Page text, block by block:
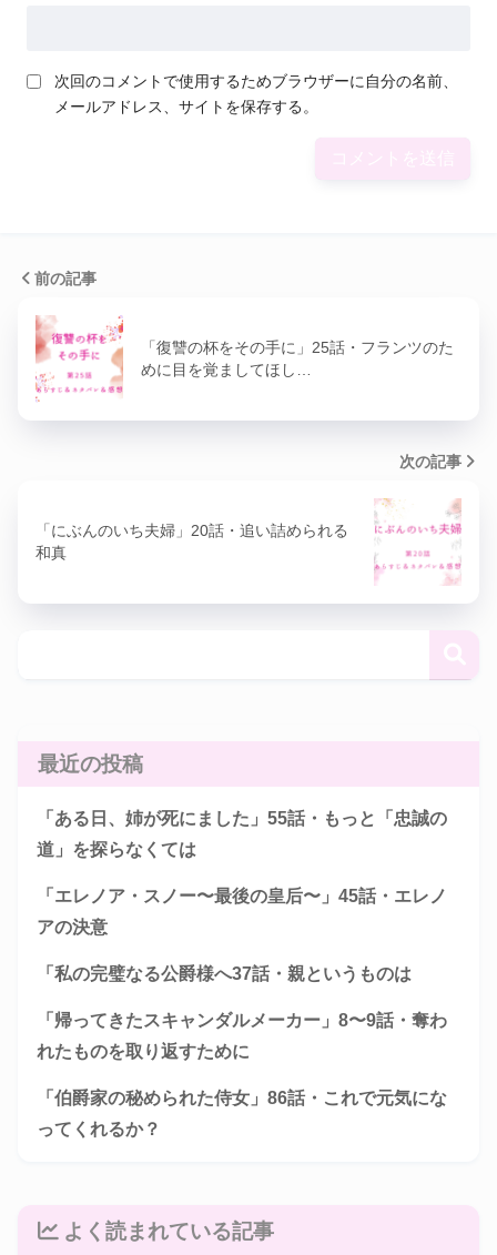
次回のコメントで使用するためブラウザーに自分の名前、
メールアドレス、サイトを保存する。
前の記事
「復讐の杯をその手に」25話・フランツのた
めに目を覚ましてほし…
次の記事
「にぶんのいち夫婦」20話・追い詰められる
和真
最近の投稿
「ある日、姉が死にました」55話・もっと「忠誠の
道」を探らなくては
「エレノア・スノー〜最後の皇后〜」45話・エレノ
アの決意
「私の完璧なる公爵様へ37話・親というものは
「帰ってきたスキャンダルメーカー」8〜9話・奪わ
れたものを取り返すために
「伯爵家の秘められた侍女」86話・これで元気にな
ってくれるか？
よく読まれている記事